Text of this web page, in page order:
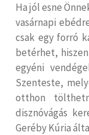
Ha jól esne
vasárnapi
csak egy forró
betérhet,
egyéni
Szenteste,
otthon
disznóvágás
Geréby Kúria